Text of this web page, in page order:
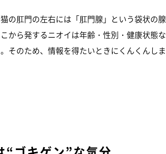
の肛門の左右には「肛門腺」という袋状の腺
から発するニオイは年齢・性別・健康状態な
そのため、情報を得たいときにくんくんしま